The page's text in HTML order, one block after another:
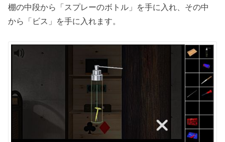
棚の中段から「スプレーのボトル」を手に入れ、その中
から「ビス」を手に入れます。